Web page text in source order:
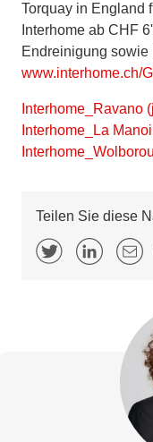
Torquay in England
Interhome ab CHF
Endreinigung sowie
www.interhome.ch/
Interhome_Ravano
Interhome_La
Teilen Sie diese